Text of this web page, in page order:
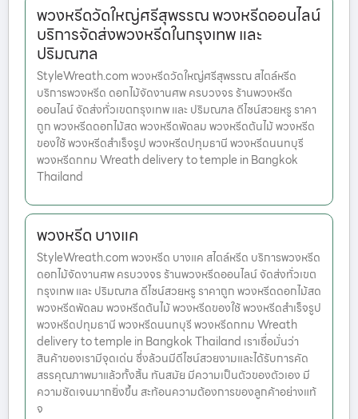
พวงหรีดวัดใหญ่ศรีสุพรรณ พวงหรีดออนไลน์
บริการจัดส่งพวงหรีดในกรุงเทพ และ
ปริมณฑล
StyleWreath.com พวงหรีดวัดใหญ่ศรีสุพรรณ สไตล์หรีด
บริการพวงหรีด ดอกไม้จัดงานศพ ครบวงจร ร้านพวงหรีด
ออนไลน์ จัดส่งทั่วเขตกรุงเทพ และ ปริมณฑล ดีไซน์สวยหรู ราคา
ถูก พวงหรีดดอกไม้สด พวงหรีดพัดลม พวงหรีดต้นไม้ พวงหรีด
ของใช้ พวงหรีดสำเร็จรูป พวงหรีดปทุมธานี พวงหรีดนนทบุรี
พวงหรีดกทม Wreath delivery to temple in Bangkok
Thailand
พวงหรีด บางแค
StyleWreath.com พวงหรีด บางแค สไตล์หรีด บริการพวงหรีด
ดอกไม้จัดงานศพ ครบวงจร ร้านพวงหรีดออนไลน์ จัดส่งทั่วเขต
กรุงเทพ และ ปริมณฑล ดีไซน์สวยหรู ราคาถูก พวงหรีดดอกไม้สด
พวงหรีดพัดลม พวงหรีดต้นไม้ พวงหรีดของใช้ พวงหรีดสำเร็จรูป
พวงหรีดปทุมธานี พวงหรีดนนทบุรี พวงหรีดกทม Wreath
delivery to temple in Bangkok Thailand เราเชื่อมั่นว่า
สินค้าของเรามีจุดเด่น ซึ่งล้วนมีดีไซน์สวยงามและได้รับการคัด
สรรคุณภาพมาแล้วทั้งสิ้น ทันสมัย มีความเป็นตัวของตัวเอง มี
ความชัดเจนมากยิ่งขึ้น สะท้อนความต้องการของลูกค้าอย่างแท้
จ